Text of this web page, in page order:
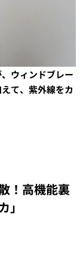
ウィンドブレー
て、紫外線をカ
！高機能裏
」